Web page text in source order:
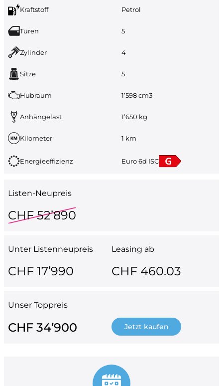
Kraftstoff Petrol
Türen 5
Zylinder 4
Sitze 5
Hubraum 1’598 cm3
Anhängelast 1’650 kg
Kilometer 1 km
Energieeffizienz Euro 6d ISC
Listen-Neupreis
CHF 52’890
Unter Listenneupreis
CHF 17’990
Leasing ab
CHF 460.03
Unser Toppreis
CHF 34’900 Jetzt kaufen